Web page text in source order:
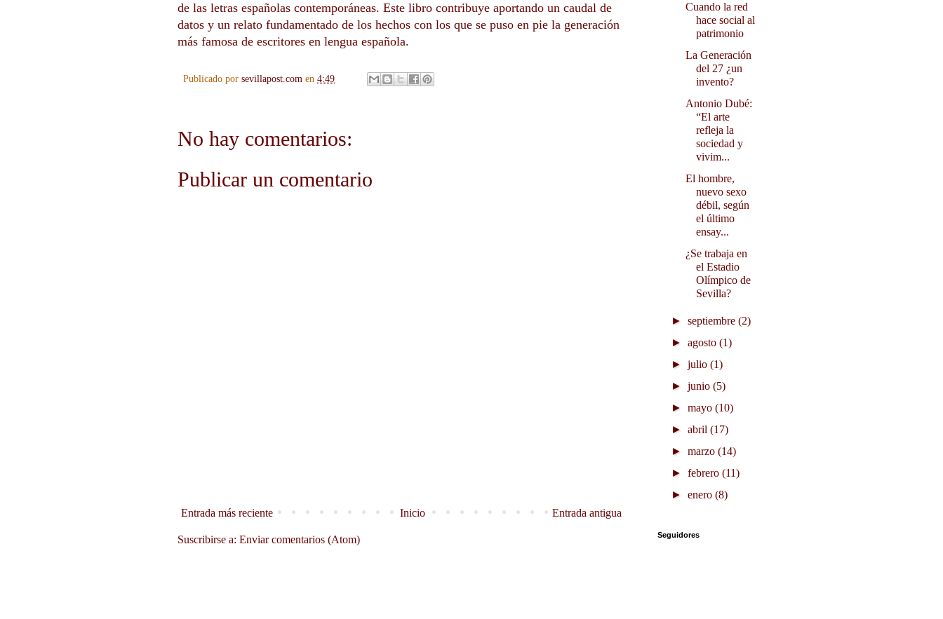
de las letras españolas contemporáneas. Este libro contribuye aportando un caudal de
datos y un relato fundamentado de los hechos con los que se puso en pie la generación
más famosa de escritores en lengua española.
Publicado por sevillapost.com en 4:49
No hay comentarios:
Publicar un comentario
Entrada más reciente Entrada antigua
Inicio
Suscribirse a: Enviar comentarios (Atom)
Cuando la red
hace social al
patrimonio
La Generación
del 27 ¿un
invento?
Antonio Dubé:
“El arte
refleja la
sociedad y
vivim...
El hombre,
nuevo sexo
débil, según
el último
ensay...
¿Se trabaja en
el Estadio
Olímpico de
Sevilla?
►septiembre(2)
►agosto(1)
►julio(1)
►junio(5)
►mayo(10)
►abril(17)
►marzo(14)
►febrero(11)
►enero(8)
Seguidores